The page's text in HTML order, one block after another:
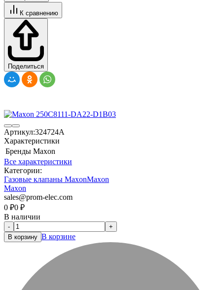
К сравнению
Поделиться
Артикул:324724A
Характеристики
Бренды Maxon
Все характеристики
Категории:
Газовые клапаны MaxonMaxon
Maxon
sales@prom-elec.com
0 ₽0 ₽
В наличии
-
+
В корзину В корзине